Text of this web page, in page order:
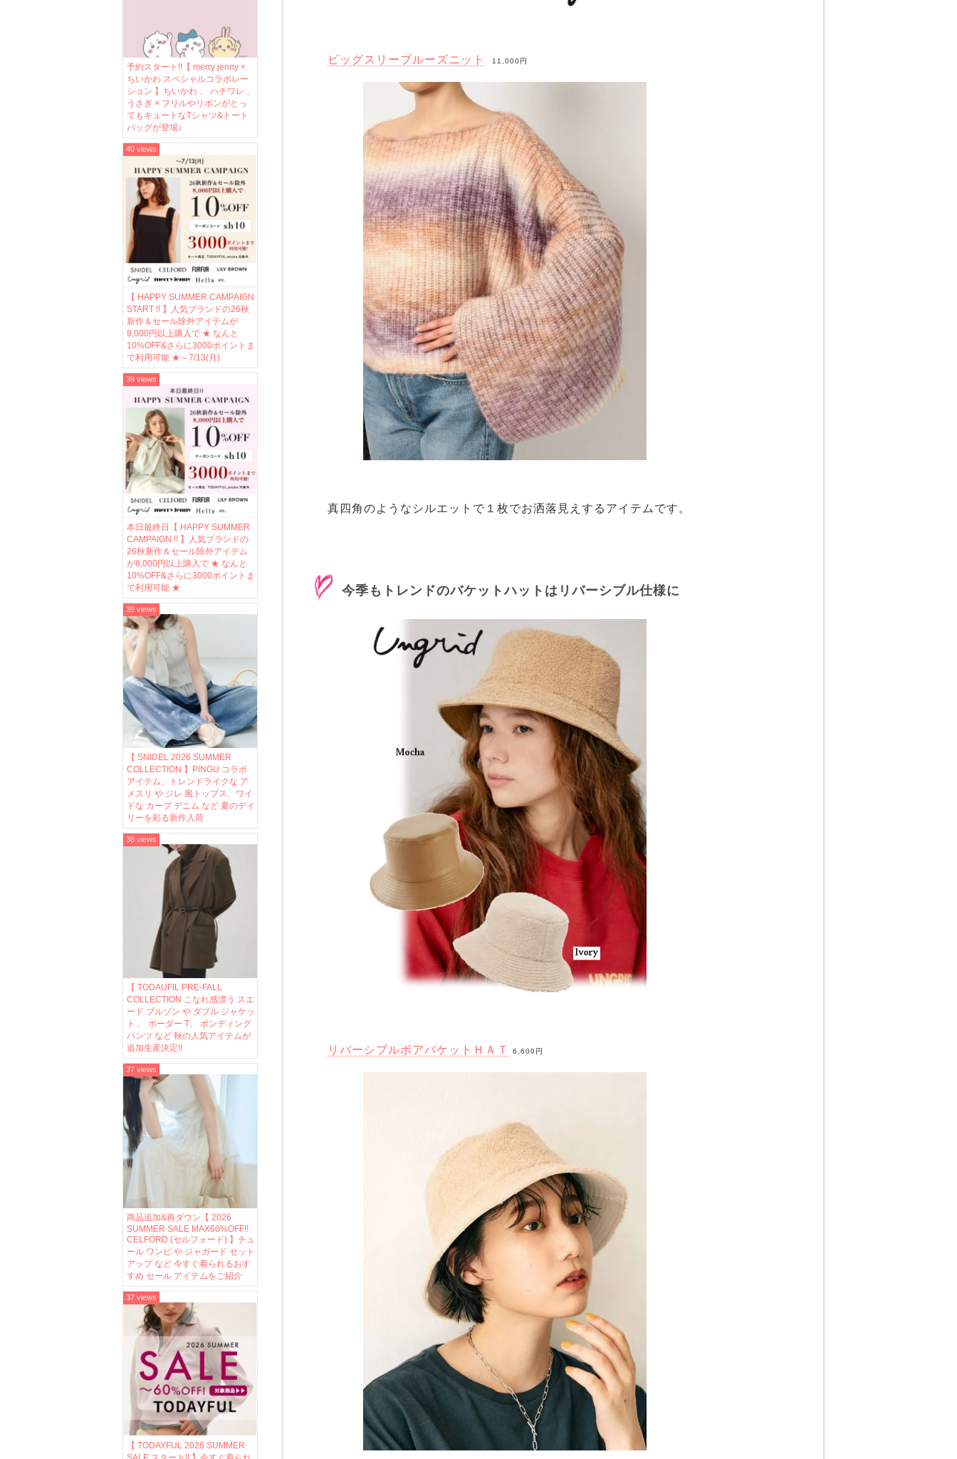
予約スタート!!【 merry jenny ×
ちいかわ スペシャルコラボレー
ション 】ちいかわ 、 ハチワレ 、
うさぎ × フリルやリボンがとっ
てもキュートなTシャツ&トート
バッグが登場♪
【 HAPPY SUMMER CAMPAIGN
START !! 】人気ブランドの26秋
新作＆セール除外アイテムが
8,000円以上購入で ★ なんと
10%OFF&さらに3000ポイントま
で利用可能 ★～7/13(月)
40 views
本日最終日【 HAPPY SUMMER
CAMPAIGN !! 】人気ブランドの
26秋新作＆セール除外アイテム
が8,000円以上購入で ★ なんと
10%OFF&さらに3000ポイントま
で利用可能 ★
39 views
【 SNIDEL 2026 SUMMER
COLLECTION 】PINGU コラボ
アイテム、トレンドライクな ア
メスリ や ジレ 風トップス、ワイ
ドな カーブ デニム など 夏のデイ
リーを彩る新作入荷
39 views
【 TODAUFIL PRE-FALL
COLLECTION こなれ感漂う スエ
ード ブルゾン や ダブル ジャケッ
ト 、 ボーダー T、 ボンディング
パンツ など 秋の人気アイテムが
追加生産決定!!
38 views
商品追加&再ダウン【 2026
SUMMER SALE MAX60%OFF!!
CELFORD (セルフォード) 】チュ
ール ワンピ や ジャガード セット
アップ など 今すぐ着られるおす
すめ セール アイテムをご紹介
37 views
【 TODAYFUL 2026 SUMMER
37 views
ビッグスリーブルーズニット 11,000円
真四角のようなシルエットで１枚でお洒落見えするアイテムです。
今季もトレンドのバケットハットはリバーシブル仕様に
リバーシブルボアバケットＨＡＴ 6,600円